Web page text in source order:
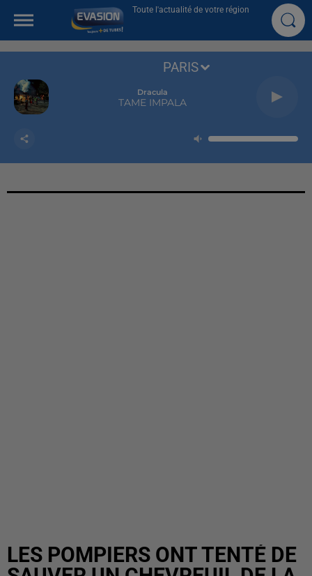
Toute l'actualité de votre région
Dracula
TAME IMPALA
PARIS
LES POMPIERS ONT TENTÉ DE